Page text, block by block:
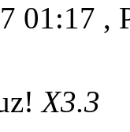
01:17 ,
X3.3